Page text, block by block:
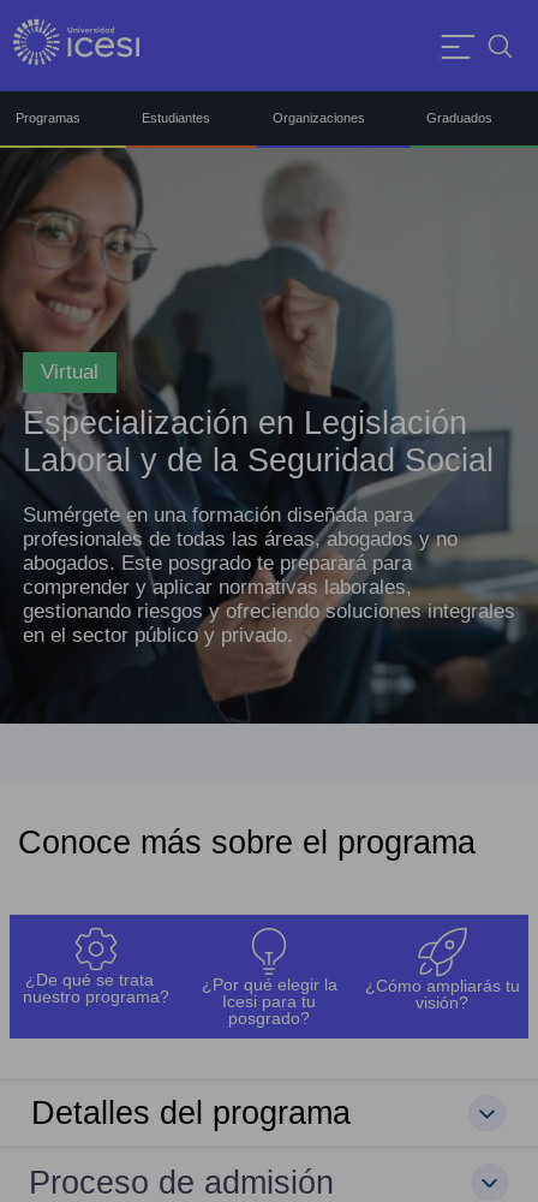
Programas Estudiantes Organizaciones Graduados
Virtual
Especialización en Legislación
Laboral y de la Seguridad Social
Sumérgete en una formación diseñada para
profesionales de todas las áreas, abogados y no
abogados. Este posgrado te preparará para
comprender y aplicar normativas laborales,
gestionando riesgos y ofreciendo soluciones integrales
en el sector público y privado.
Conoce más sobre el programa
¿De qué se trata
nuestro programa?
¿Por qué elegir la
Icesi para tu
posgrado?
¿Cómo ampliarás tu
visión?
Detalles del programa
Proceso de admisión